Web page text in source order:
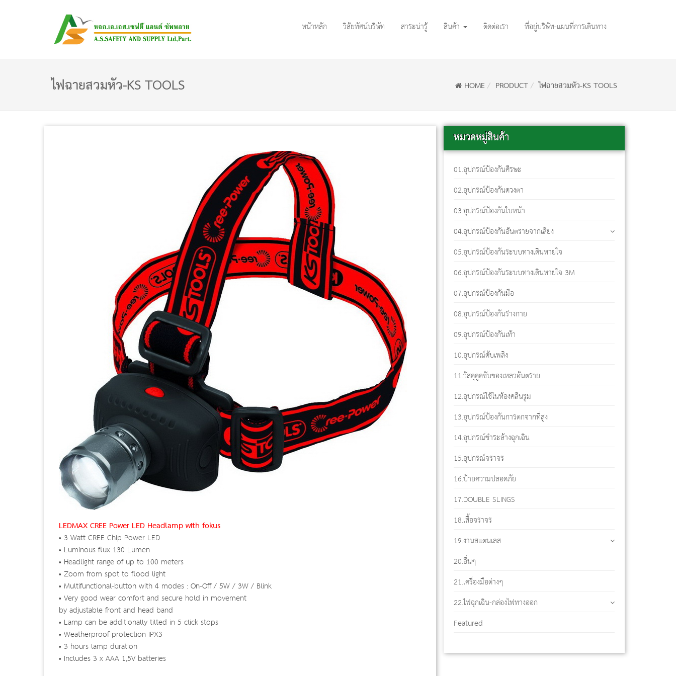
หน้าหลัก วิสัยทัศน์บริษัท สาระน่ารู้ สินค้า ติดต่อเรา ที่อยู่บริษัท-แผนที่การเดินทาง
ไฟฉายสวมหัว-KS TOOLS HOME PRODUCT ไฟฉายสวมหัว-KS TOOLS
LEDMAX CREE Power LED Headlamp with fokus
• 3 Watt CREE Chip Power LED
• Luminous flux 130 Lumen
• Headlight range of up to 100 meters
• Zoom from spot to flood light
• Multifunctional-button with 4 modes : On-Off / 5W / 3W / Blink
• Very good wear comfort and secure hold in movement
by adjustable front and head band
• Lamp can be additionally tilted in 5 click stops
• Weatherproof protection IPX3
• 3 hours lamp duration
• Includes 3 x AAA 1,5V batteries
หมวดหมู่สินค้า
01.อุปกรณ์ป้องกันศีรษะ
02.อุปกรณ์ป้องกันดวงตา
03.อุปกรณ์ป้องกันใบหน้า
04.อุปกรณ์ป้องกันอันตรายจากเสียง
05.อุปกรณ์ป้องกันระบบทางเดินหายใจ
06.อุปกรณ์ป้องกันระบบทางเดินหายใจ 3M
07.อุปกรณ์ป้องกันมือ
08.อุปกรณ์ป้องกันร่างกาย
09.อุปกรณ์ป้องกันเท้า
10.อุปกรณ์ดับเพลิง
11.วัสดุดูดซับของเหลวอันตราย
12.อุปกรณ์ใช้ในห้องคลีนรูม
13.อุปกรณ์ป้องกันการตกจากที่สูง
14.อุปกรณ์ชำระล้างฉุกเฉิน
15.อุปกรณ์จราจร
16.ป้ายความปลอดภัย
17.DOUBLE SLINGS
18.เสื้อจราจร
19.งานสแตนเลส
20.อื่นๆ
21.เครื่องมือต่างๆ
22.ไฟฉุกเฉิน-กล่องไฟทางออก
Featured